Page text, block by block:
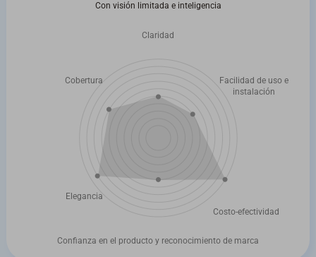
Con visión limitada e inteligencia
Claridad
Cobertura
Elegancia
Facilidad de uso e
instalación
Costo-efectividad
Confianza en el producto y reconocimiento de marca